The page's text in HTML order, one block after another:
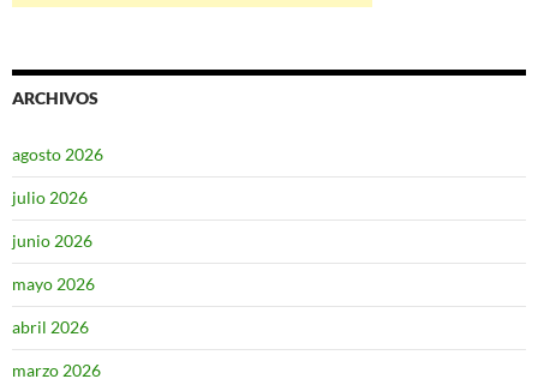
ARCHIVOS
agosto 2026
julio 2026
junio 2026
mayo 2026
abril 2026
marzo 2026